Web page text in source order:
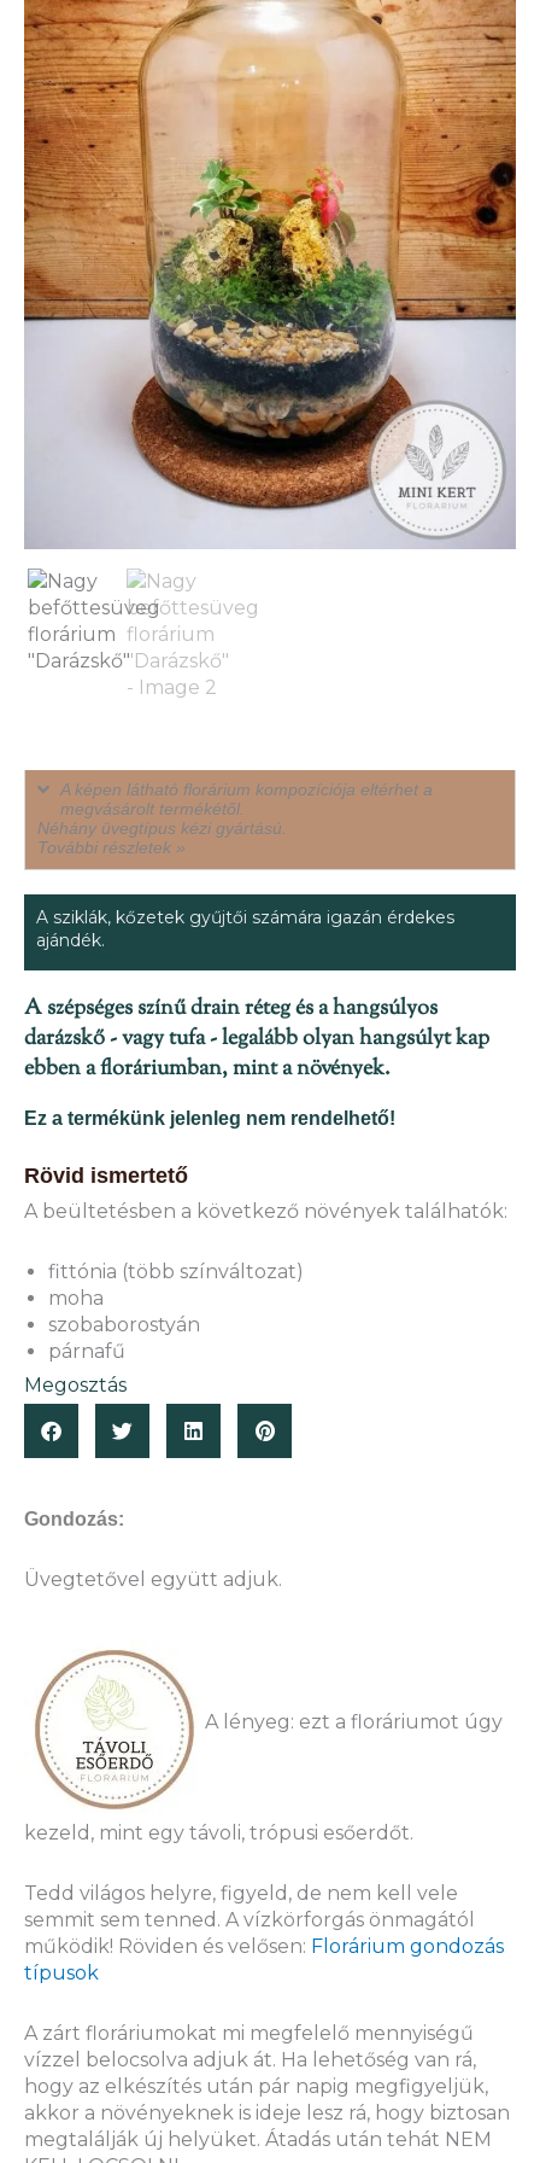
Gondozás:
Üvegtetővel együtt adjuk.
A lényeg: ezt a floráriumot úgy
kezeld, mint egy távoli, trópusi esőerdőt.
Tedd világos helyre, figyeld, de nem kell vele
semmit sem tenned. A vízkörforgás önmagától
működik! Röviden és velősen: Florárium gondozás
típusok
A zárt floráriumokat mi megfelelő mennyiségű
vízzel belocsolva adjuk át. Ha lehetőség van rá,
hogy az elkészítés után pár napig megfigyeljük,
akkor a növényeknek is ideje lesz rá, hogy biztosan
megtalálják új helyüket. Átadás után tehát NEM
A képen látható florárium kompozíciója eltérhet a
megvásárolt termékétől.
Néhány üvegtípus kézi gyártású.
További részletek »
A sziklák, kőzetek gyűjtői számára igazán érdekes
ajándék.
A szépséges színű drain réteg és a hangsúlyos
darázskő - vagy tufa - legalább olyan hangsúlyt kap
ebben a floráriumban, mint a növények.
Ez a termékünk jelenleg nem rendelhető!
Rövid ismertető
A beültetésben a következő növények találhatók:
fittónia (több színváltozat)
moha
szobaborostyán
párnafű
Megosztás